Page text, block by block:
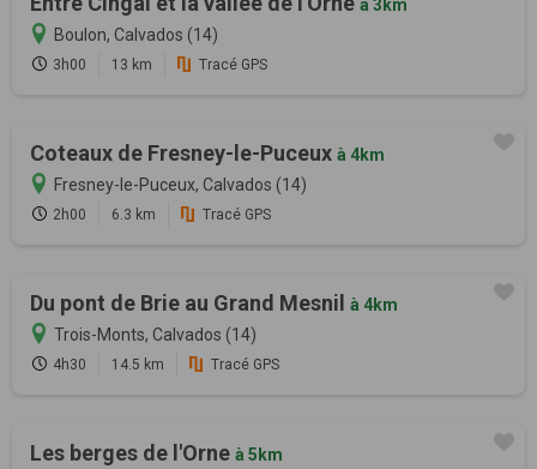
à 3km
Boulon, Calvados (14)
3h00 13 km Tracé GPS
Coteaux de Fresney-le-Puceux à 4km
Fresney-le-Puceux, Calvados (14)
2h00 6.3 km Tracé GPS
Du pont de Brie au Grand Mesnil
à 4km
Trois-Monts, Calvados (14)
4h30 14.5 km Tracé GPS
Les berges de l'Orne à 5km